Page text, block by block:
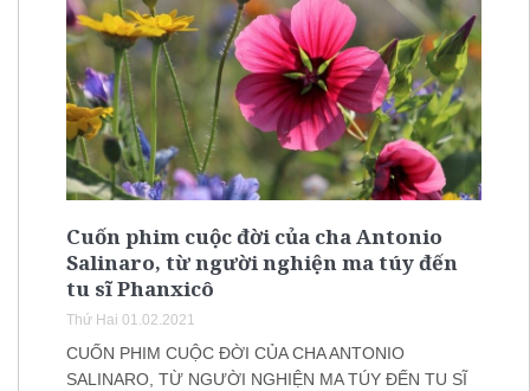
Cuốn phim cuộc đời của cha Antonio
Salinaro, từ người nghiện ma túy đến
tu sĩ Phanxicô
Thứ Hai 01.02.2021
CUỐN PHIM CUỘC ĐỜI CỦA CHA ANTONIO
SALINARO, TỪ NGƯỜI NGHIỆN MA TÚY ĐẾN TU SĨ